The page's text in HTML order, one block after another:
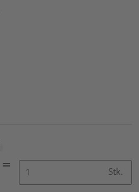
Stk.